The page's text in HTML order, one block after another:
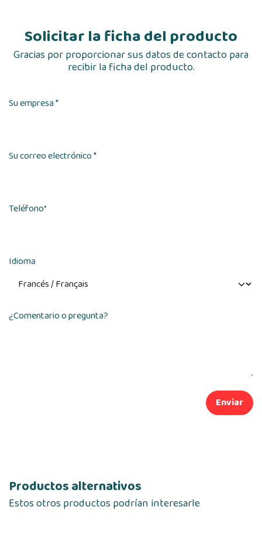
Solicitar la ficha del producto
Gracias por proporcionar sus datos de contacto para
recibir la ficha del producto.
Su empresa *
Su correo electrónico *
Teléfono*
Idioma
¿Comentario o pregunta?
Enviar
Productos alternativos
Estos otros productos podrían interesarle